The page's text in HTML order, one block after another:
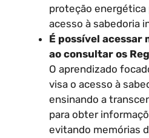
proteção energética
acesso à sabedoria
É possível acessar
ao consultar os
O aprendizado
visa o acesso à
ensinando a
para obter
evitando memórias